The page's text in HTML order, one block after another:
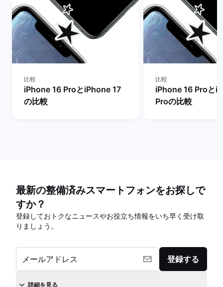
比較
iPhone 16 ProとiPhone 17
の比較
比較
iPhone 16 Proと
Proの比較
最新の整備済みスマートフォンをお探しで
すか？
登録しておトクなニュースやお役立ち情報をいち早く受け取
りましょう。
メールアドレス 登録する
詳細を見る